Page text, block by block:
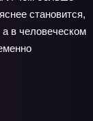
становится,
в человеческом